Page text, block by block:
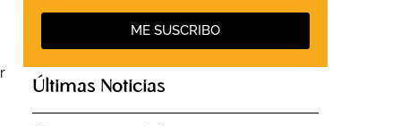
ME SUSCRIBO
Últimas Noticias